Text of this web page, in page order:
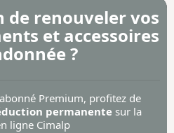
entre l'hiver
et connais
ne vous
le voir, mais
de renouveler vos
et accessoires
?
Premium, profitez de
permanente sur la
ligne Cimalp